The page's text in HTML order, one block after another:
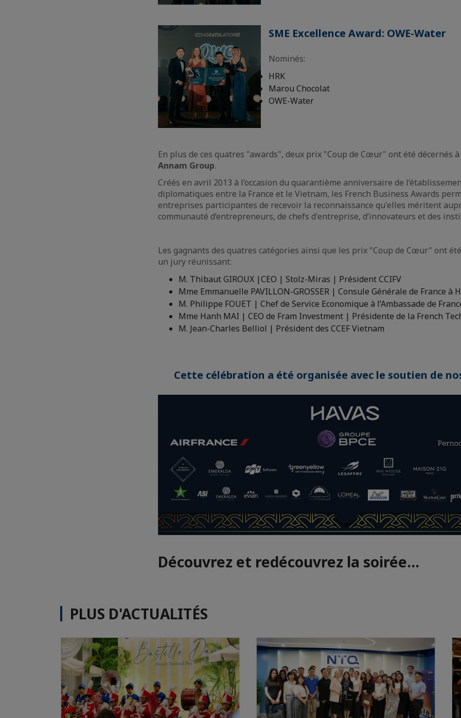
SME Excellence Award: OWE-Water
Nominés:
HRK
Marou Chocolat
OWE-Water
En plus de ces quatres "awards", deux prix "Coup de Cœur" ont été décernés à
Annam Group.
Créés en avril 2013 à l’occasion du quarantième anniversaire de
diplomatiques entre la France et le Vietnam, les French Business Awards
entreprises participantes de recevoir la reconnaissance qu'elles méritent
communauté d’entrepreneurs, de chefs d'entreprise, d’innovateurs et des
Les gagnants des quatres catégories ainsi que les prix "Coup de Cœur" ont
un jury réunissant:
M. Thibaut GIROUX |CEO | Stolz-Miras | Président CCIFV
Mme Emmanuelle PAVILLON-GROSSER | Consule Générale de France à
M. Philippe FOUET | Chef de Service Economique à l’Ambassade de
Mme Hanh MAI | CEO de Fram Investment | Présidente de la French
M. Jean-Charles Belliol | Président des CCEF Vietnam
Cette célébration a été organisée avec le soutien de
Découvrez et redécouvrez la soirée...
PLUS D'ACTUALITÉS